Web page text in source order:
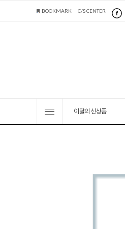
BOOKMARK C/S CENTER
이달의 신상품